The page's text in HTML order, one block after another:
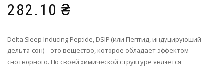
282.10 ₴
Delta Sleep Inducing Peptide, DSIP (или Пептид, индуцирующий
дельта-сон) – это вещество, которое обладает эффектом
снотворного. По своей химической структуре является